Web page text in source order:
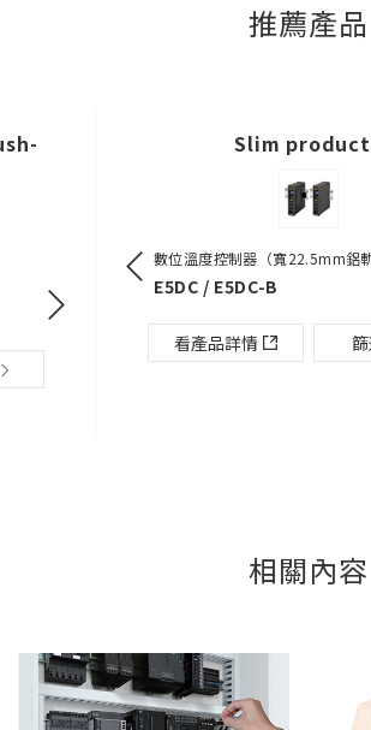
推薦產品
鋁軌端子台Push-In型
XW5T-P
看產品詳情 篩選規格
Slim
數位溫度控制器（寬22.5mm鋁
E5DC / E5DC-B
看產品詳情
電源供應器（15/
看產品詳情
相關內容